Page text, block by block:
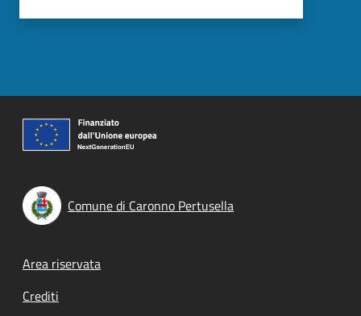
Comune di Caronno Pertusella
Footer menu
Area riservata
Crediti